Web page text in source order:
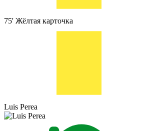
75' Жёлтая карточка
Luis Perea